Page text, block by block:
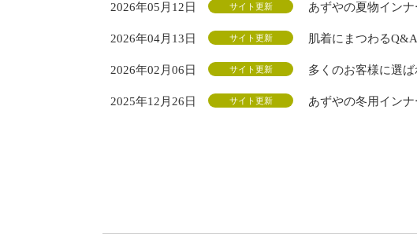
2026年05月12日 サイト更新 あずやの夏物イン
2026年04月13日 サイト更新 肌着にまつわる
2026年02月06日 サイト更新 多くのお客様に選
2025年12月26日 サイト更新 あずやの冬用インナ